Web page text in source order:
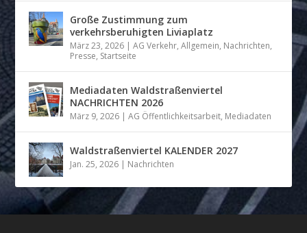
Große Zustimmung zum
verkehrsberuhigten Liviaplatz
März 23, 2026 |AG Verkehr,Allgemein, Nachrichten,
Presse, Startseite
Mediadaten Waldstraßenviertel
NACHRICHTEN 2026
März 9, 2026 |AG Öffentlichkeitsarbeit, Mediadaten
Waldstraßenviertel KALENDER 2027
Jan. 25, 2026 | Nachrichten